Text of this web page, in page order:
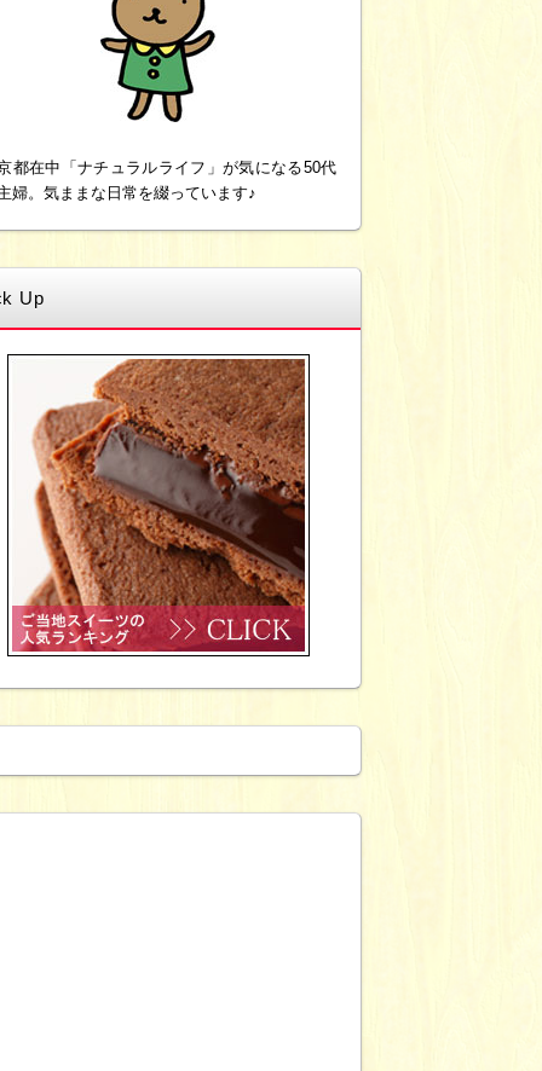
都在中「ナチュラルライフ」が気になる50代
婦。気ままな日常を綴っています♪
Up